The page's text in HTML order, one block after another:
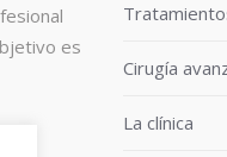
es
Cirugía
La clínica